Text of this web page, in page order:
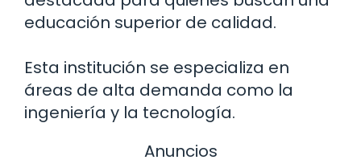
educación superior de calidad.
Esta institución se especializa en
áreas de alta demanda como la
ingeniería y la tecnología.
Anuncios